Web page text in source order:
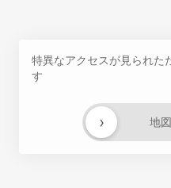
特異なアクセスが見られた
す
地
›